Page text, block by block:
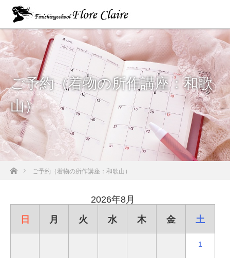
ご予約（着物の所作講座：和歌
山）
ホームご予約（着物の所作講座：和歌山）
2026年8月
日
月 火 水 木 金 土
1